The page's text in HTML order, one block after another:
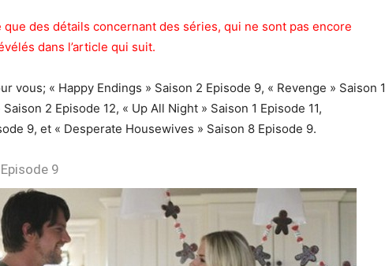
des détails concernant des séries, qui ne sont pas encore
dans l’article qui suit.
vous; « Happy Endings » Saison 2 Episode 9, « Revenge » Saison 1
2 Episode 12, « Up All Night » Saison 1 Episode 11,
9, et « Desperate Housewives » Saison 8 Episode 9.
9